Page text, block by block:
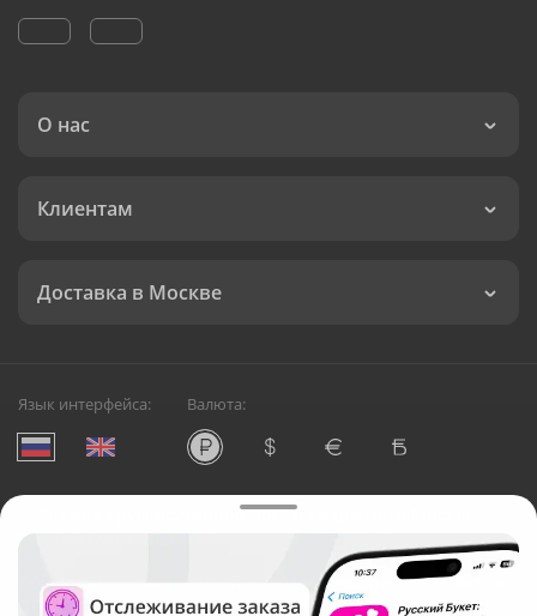
О нас
Клиентам
Доставка в Москве
Язык интерфейса: Валюта:
Служба круглосуточной доставки цветов в Москве
Русский Букет, 2026
Общество с ограниченной ответственностью «Технология»
ОГРН: 1195476081745, ИНН: 5410081997